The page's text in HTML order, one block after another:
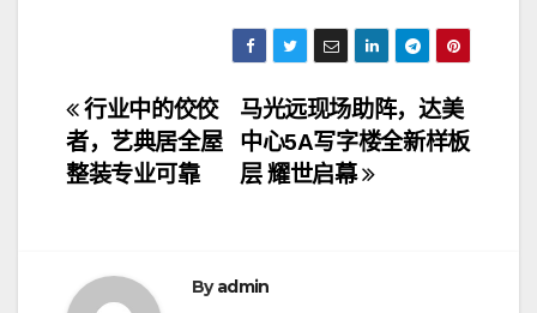
文
章
航
马光远现场助阵，达美
中心5A写字楼全新样板
层 耀世启幕
行业中的佼佼
者，艺典居全屋
整装专业可靠
Byadmin